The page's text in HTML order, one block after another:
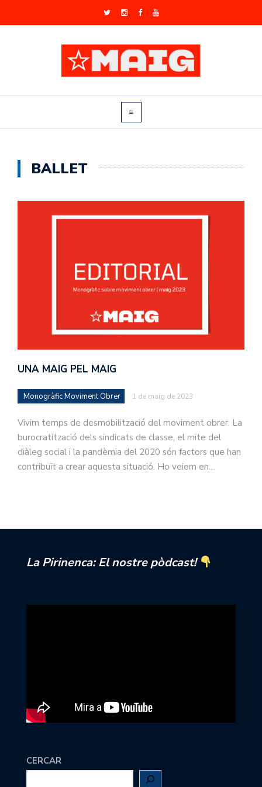
BALLET
UNA MAIG PEL MAIG
Monogràfic Moviment Obrer 1 de maig de 2023
Vivim temps de desmobilització del moviment obrer. La
burocratització dels sindicats de classe, el mite del
diàleg social i la pandèmia del 2020 són factors que han
contribuït a crear aquesta situació. Ho veiem en…
La Pirinenca: El nostre pòdcast!
CERCAR